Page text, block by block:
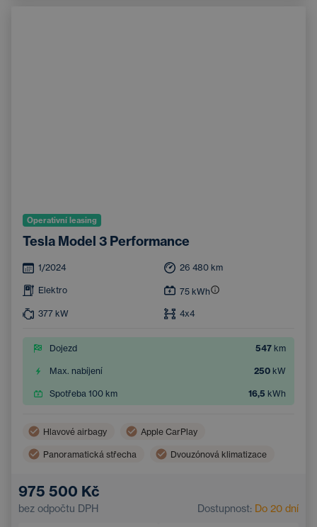
Operativní leasing
Tesla Model 3 Performance
1/2024 26 480 km
Elektro 75 kWh
377 kW 4x4
Dojezd 547 km
Max. nabíjení 250 kW
Spotřeba 100 km 16,5 kWh
Hlavové airbagy Apple CarPlay
Panoramatická střecha Dvouzónová klimatizace
Automatická klimatizace
975 500 Kč
bez odpočtu DPH Dostupnost: Do 20 dní